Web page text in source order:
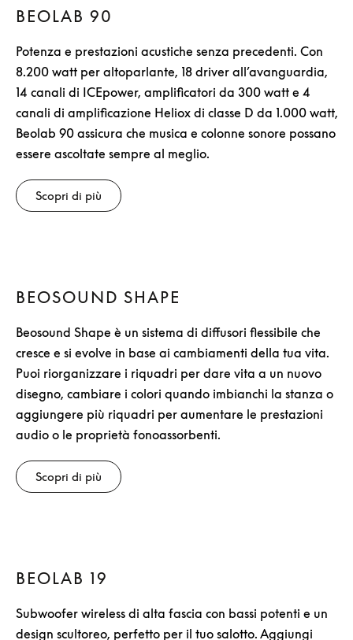
BEOLAB 90
Potenza e prestazioni acustiche senza precedenti. Con
8.200 watt per altoparlante, 18 driver all’avanguardia,
14 canali di ICEpower, amplificatori da 300 watt e 4
canali di amplificazione Heliox di classe D da 1.000 watt,
Beolab 90 assicura che musica e colonne sonore possano
essere ascoltate sempre al meglio.
Scopri di più
BEOSOUND SHAPE
Beosound Shape è un sistema di diffusori flessibile che
cresce e si evolve in base ai cambiamenti della tua vita.
Puoi riorganizzare i riquadri per dare vita a un nuovo
disegno, cambiare i colori quando imbianchi la stanza o
aggiungere più riquadri per aumentare le prestazioni
audio o le proprietà fonoassorbenti.
Scopri di più
BEOLAB 19
Subwoofer wireless di alta fascia con bassi potenti e un
design scultoreo, perfetto per il tuo salotto. Aggiungi